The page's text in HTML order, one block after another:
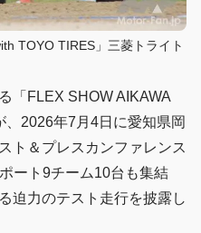
TOYO TIRES」三菱トライト
「FLEX SHOW AIKAWA
2026年7月4日に愛知県岡
ト＆プレスカンファレンス
ート9チーム10台も集結
迫力のテスト走行を披露し